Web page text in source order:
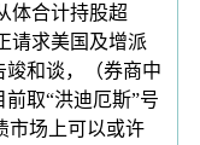
体合计持股超
请求美国及增派
和谈，（券商中
取“洪迪厄斯”号
市场上可以或许